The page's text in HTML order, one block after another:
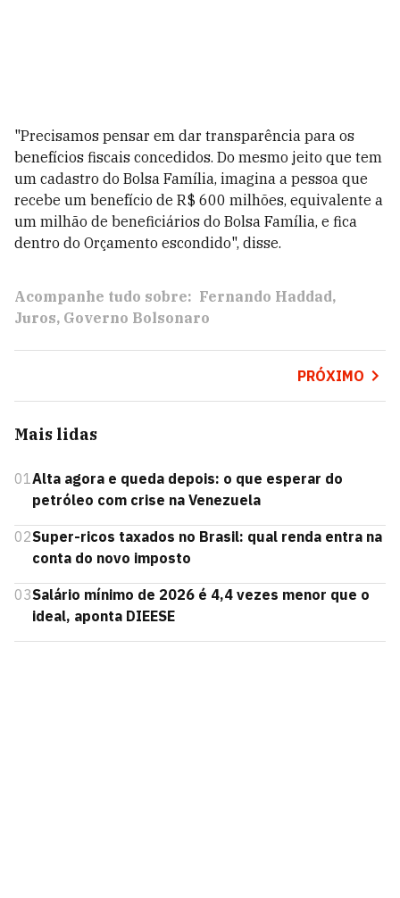
"Precisamos pensar em dar transparência para os
benefícios fiscais concedidos. Do mesmo jeito que tem
um cadastro do Bolsa Família, imagina a pessoa que
recebe um benefício de R$ 600 milhões, equivalente a
um milhão de beneficiários do Bolsa Família, e fica
dentro do Orçamento escondido", disse.
Acompanhe tudo sobre: Fernando Haddad
Juros Governo Bolsonaro
PRÓXIMO
Mais lidas
01Alta agora e queda depois: o que esperar do
petróleo com crise na Venezuela
02Super-ricos taxados no Brasil: qual renda entra na
conta do novo imposto
03Salário mínimo de 2026 é 4,4 vezes menor que o
ideal, aponta DIEESE